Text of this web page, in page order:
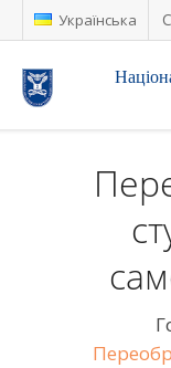
Українська